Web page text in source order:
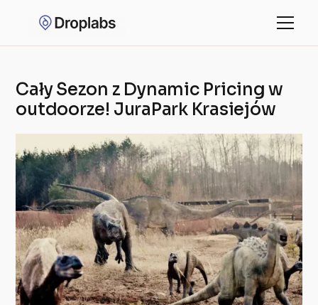
Cały Sezon z Dynamic Pricing w
outdoorze! JuraPark Krasiejów